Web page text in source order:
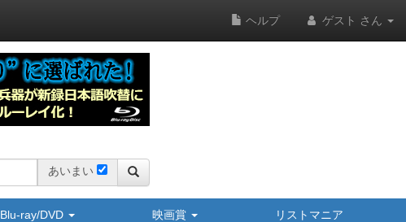
ヘルプ ゲスト さん
あいまい
Blu-ray/DVD 映画賞 リストマニア